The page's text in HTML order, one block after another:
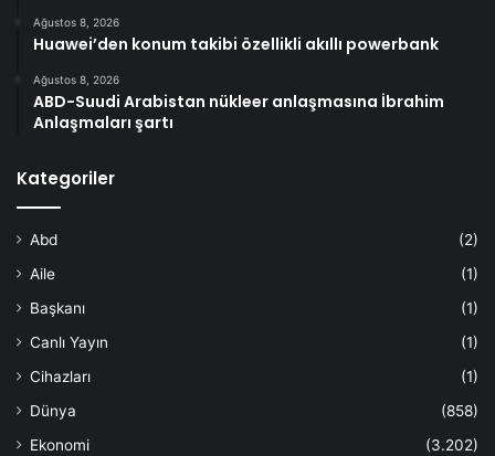
Ağustos 8, 2026
Huawei’den konum takibi özellikli akıllı powerbank
Ağustos 8, 2026
ABD-Suudi Arabistan nükleer anlaşmasına İbrahim
Anlaşmaları şartı
Kategoriler
Abd
(2)
Aile
(1)
Başkanı
(1)
Canlı Yayın
(1)
Cihazları
(1)
Dünya
(858)
Ekonomi
(3.202)